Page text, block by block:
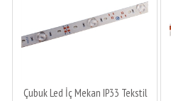
Çubuk Led İç Mekan IP33 Tekstil